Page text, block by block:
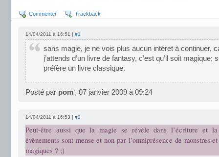
Commenter Trackback
14/04/2011 à 16:51 | #1
sans magie, je ne vois plus aucun intéret à continuer,
j’attends d’un livre de fantasy, c’est qu’il soit magique;
préfère un livre classique.
Posté par pom‘, 07 janvier 2009 à 09:24
14/04/2011 à 16:53 | #2
Peut-être aussi que la magie se révèle dans l’écriture et
évènements sont mense et non par l’omniprésence de monstres
magiques ? ;)